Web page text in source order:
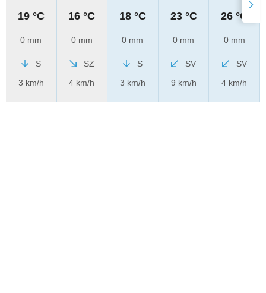
19 °C
0 mm
S
3 km/h
16 °C
0 mm
SZ
4 km/h
18 °C
0 mm
S
3 km/h
23 °C
0 mm
SV
9 km/h
26 °C
0 mm
SV
4 km/h